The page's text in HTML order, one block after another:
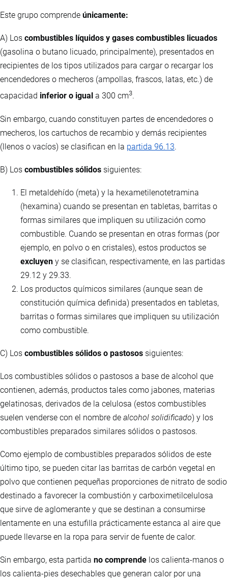
Este grupo comprende únicamente:
A) Los combustibles líquidos y gases combustibles licuados
(gasolina o butano licuado, principalmente), presentados en
recipientes de los tipos utilizados para cargar o recargar los
encendedores o mecheros (ampollas, frascos, latas, etc.) de
capacidad inferior o igual a 300 cm3.
Sin embargo, cuando constituyen partes de encendedores o
mecheros, los cartuchos de recambio y demás recipientes
(llenos o vacíos) se clasifican en la partida 96.13.
B) Los combustibles sólidos siguientes:
El metaldehído (meta) y la hexametilenotetramina
(hexamina) cuando se presentan en tabletas, barritas o
formas similares que impliquen su utilización como
combustible. Cuando se presentan en otras formas (por
ejemplo, en polvo o en cristales), estos productos se
excluyen y se clasifican, respectivamente, en las partidas
29.12 y 29.33.
Los productos químicos similares (aunque sean de
constitución química definida) presentados en tabletas,
barritas o formas similares que impliquen su utilización
como combustible.
C) Los combustibles sólidos o pastosos siguientes:
Los combustibles sólidos o pastosos a base de alcohol que
contienen, además, productos tales como jabones, materias
gelatinosas, derivados de la celulosa (estos combustibles
suelen venderse con el nombre de alcohol solidificado) y los
combustibles preparados similares sólidos o pastosos.
Como ejemplo de combustibles preparados sólidos de este
último tipo, se pueden citar las barritas de carbón vegetal en
polvo que contienen pequeñas proporciones de nitrato de sodio
destinado a favorecer la combustión y carboximetilcelulosa
que sirve de aglomerante y que se destinan a consumirse
lentamente en una estufilla prácticamente estanca al aire que
puede llevarse en la ropa para servir de fuente de calor.
Sin embargo, esta partida no comprende los calienta-manos o
los calienta-pies desechables que generan calor por una